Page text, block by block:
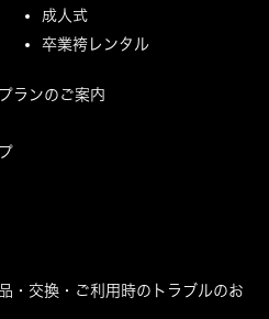
成人式
卒業袴レンタル
ランのご案内
・交換・ご利用時のトラブルのお